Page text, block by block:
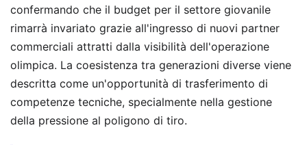
confermando che il budget per il settore giovanile
rimarrà invariato grazie all'ingresso di nuovi partner
commerciali attratti dalla visibilità dell'operazione
olimpica. La coesistenza tra generazioni diverse viene
descritta come un'opportunità di trasferimento di
competenze tecniche, specialmente nella gestione
della pressione al poligono di tiro.